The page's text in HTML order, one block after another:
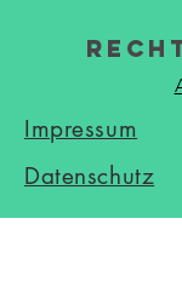
Impressum
Datenschutz